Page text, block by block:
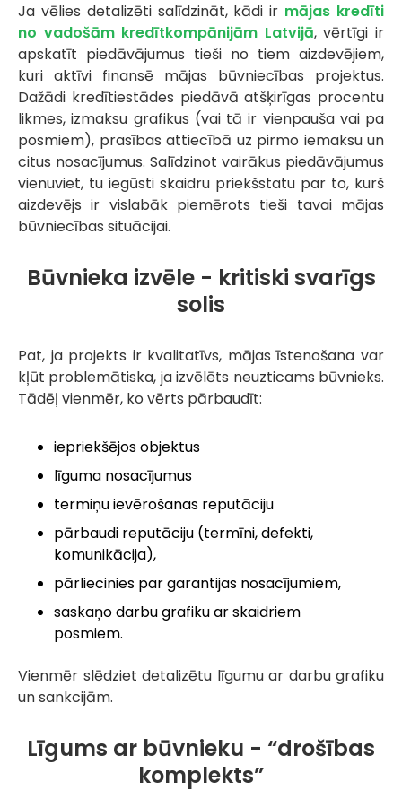
Ja vēlies detalizēti salīdzināt, kādi ir mājas kredīti
no vadošām kredītkompānijām Latvijā, vērtīgi ir
apskatīt piedāvājumus tieši no tiem aizdevējiem,
kuri aktīvi finansē mājas būvniecības projektus.
Dažādi kredītiestādes piedāvā atšķirīgas procentu
likmes, izmaksu grafikus (vai tā ir vienpauša vai pa
posmiem), prasības attiecībā uz pirmo iemaksu un
citus nosacījumus. Salīdzinot vairākus piedāvājumus
vienuviet, tu iegūsti skaidru priekšstatu par to, kurš
aizdevējs ir vislabāk piemērots tieši tavai mājas
būvniecības situācijai.
Būvnieka izvēle - kritiski svarīgs
solis
Pat, ja projekts ir kvalitatīvs, mājas īstenošana var
kļūt problemātiska, ja izvēlēts neuzticams būvnieks.
Tādēļ vienmēr, ko vērts pārbaudīt:
iepriekšējos objektus
līguma nosacījumus
termiņu ievērošanas reputāciju
pārbaudi reputāciju (termīni, defekti,
komunikācija),
pārliecinies par garantijas nosacījumiem,
saskaņo darbu grafiku ar skaidriem
posmiem.
Vienmēr slēdziet detalizētu līgumu ar darbu grafiku
un sankcijām.
Līgums ar būvnieku - “drošības
komplekts”